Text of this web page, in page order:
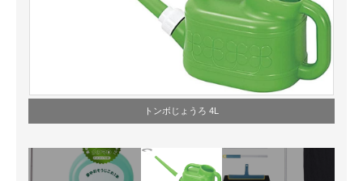
トンボじょうろ 4L